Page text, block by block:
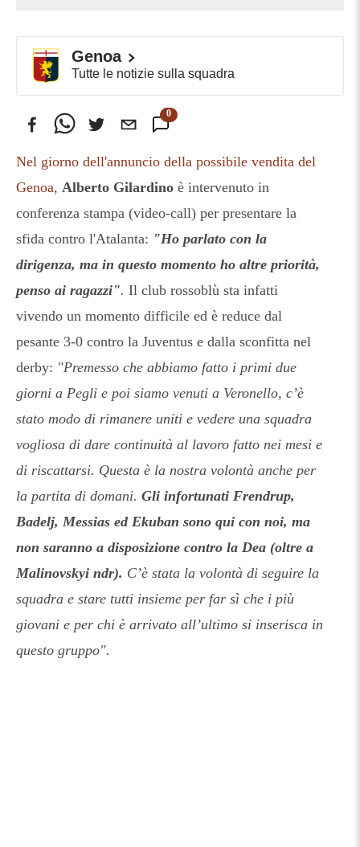
Genoa
Tutte le notizie sulla squadra
0
Nel giorno dell'annuncio della possibile vendita del
Genoa, Alberto Gilardino è intervenuto in
conferenza stampa (video-call) per presentare la
sfida contro l'Atalanta: "Ho parlato con la
dirigenza, ma in questo momento ho altre priorità,
penso ai ragazzi". Il club rossoblù sta infatti
vivendo un momento difficile ed è reduce dal
pesante 3-0 contro la Juventus e dalla sconfitta nel
derby: "Premesso che abbiamo fatto i primi due
giorni a Pegli e poi siamo venuti a Veronello, c’è
stato modo di rimanere uniti e vedere una squadra
vogliosa di dare continuità al lavoro fatto nei mesi e
di riscattarsi. Questa è la nostra volontà anche per
la partita di domani. Gli infortunati Frendrup,
Badelj, Messias ed Ekuban sono qui con noi, ma
non saranno a disposizione contro la Dea (oltre a
Malinovskyi ndr). C’è stata la volontà di seguire la
squadra e stare tutti insieme per far sì che i più
giovani e per chi è arrivato all’ultimo si inserisca in
questo gruppo".